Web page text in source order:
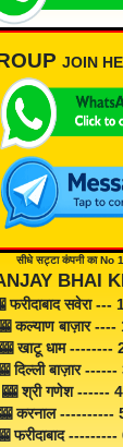
JOIN
सीधे सट्टा कंपनी का No
BHAI
फरीदाबाद सवेरा
कल्याण बाज़ार
🎰 खाटू धाम --------
दिल्ली बाज़ार
🎰 श्री गणेश ------
करनाल ----------
फरीदाबाद